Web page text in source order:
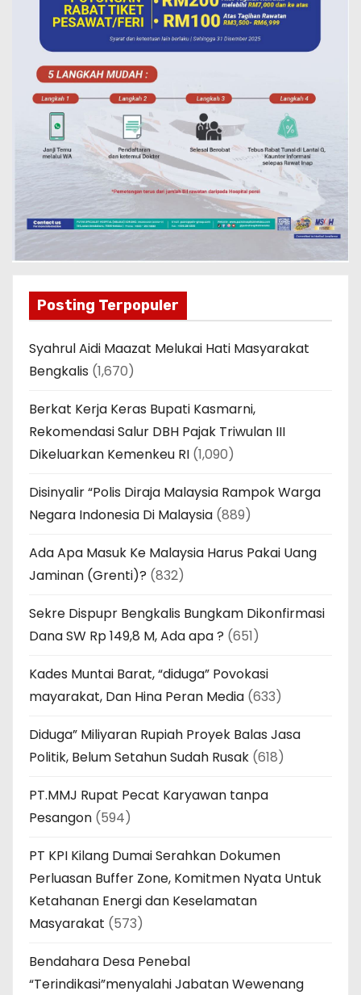
Posting Terpopuler
Syahrul Aidi Maazat Melukai Hati Masyarakat
Bengkalis (1,670)
Berkat Kerja Keras Bupati Kasmarni,
Rekomendasi Salur DBH Pajak Triwulan III
Dikeluarkan Kemenkeu RI (1,090)
Disinyalir “Polis Diraja Malaysia Rampok Warga
Negara Indonesia Di Malaysia (889)
Ada Apa Masuk Ke Malaysia Harus Pakai Uang
Jaminan (Grenti)? (832)
Sekre Dispupr Bengkalis Bungkam Dikonfirmasi
Dana SW Rp 149,8 M, Ada apa ? (651)
Kades Muntai Barat, “diduga” Povokasi
mayarakat, Dan Hina Peran Media (633)
Diduga” Miliyaran Rupiah Proyek Balas Jasa
Politik, Belum Setahun Sudah Rusak (618)
PT.MMJ Rupat Pecat Karyawan tanpa
Pesangon (594)
PT KPI Kilang Dumai Serahkan Dokumen
Perluasan Buffer Zone, Komitmen Nyata Untuk
Ketahanan Energi dan Keselamatan
Masyarakat (573)
Bendahara Desa Penebal
“Terindikasi”menyalahi Jabatan Wewenang